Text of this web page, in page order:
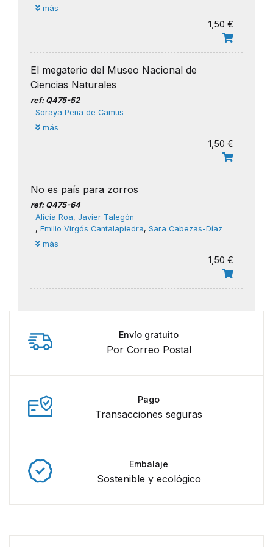
más
1,50 €
El megaterio del Museo Nacional de
Ciencias Naturales
ref: Q475-52
Soraya Peña de Camus
más
1,50 €
No es país para zorros
ref: Q475-64
Alicia Roa, Javier Talegón
, Emilio Virgós Cantalapiedra, Sara Cabezas-Díaz
más
1,50 €
Envío gratuito
Por Correo Postal
Pago
Transacciones seguras
Embalaje
Sostenible y ecológico